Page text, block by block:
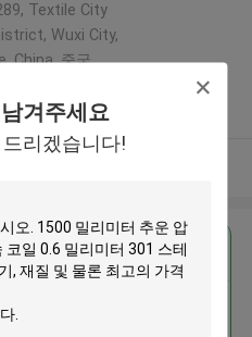
겨주세요
리겠습니다!
Textile City
Wuxi City,
China ,중국
가격 으로
미터 추운 압연 스테인